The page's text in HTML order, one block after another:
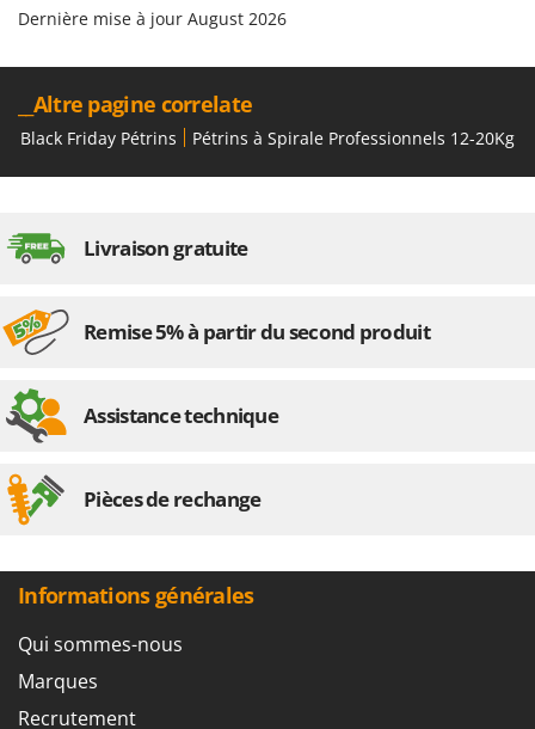
Macte Ovens
Makita
MAMMAMIA
Marcato
Marina Systems
Mastercook
McCulloch
Mille
Mockmill
MOSA
MOVA
Mowox
MTD
Dernière mise à jour August 2026
__Altre pagine correlate
Black Friday Pétrins Pétrins à Spirale Professionnels 12-20Kg
Livraison gratuite
Remise 5% à partir du second produit
Assistance technique
Pièces de rechange
Informations générales
Qui sommes-nous
Marques
Recrutement